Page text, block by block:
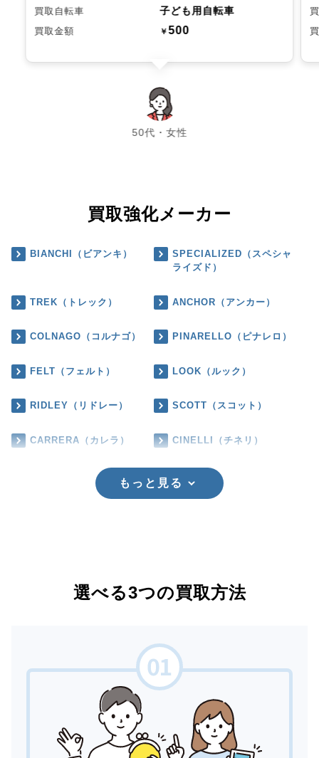
買取自転車 子ども用自転車
買取金額 ￥500
50代・女性
chevron_left chevron_right
買取強化メーカー
BIANCHI（ビアンキ）
SPECIALIZED（スペシャ
ライズド）
TREK（トレック） ANCHOR（アンカー）
COLNAGO（コルナゴ） PINARELLO（ピナレロ）
FELT（フェルト） LOOK（ルック）
RIDLEY（リドレー） SCOTT（スコット）
CARRERA（カレラ） CINELLI（チネリ）
もっと見る
選べる3つの買取方法